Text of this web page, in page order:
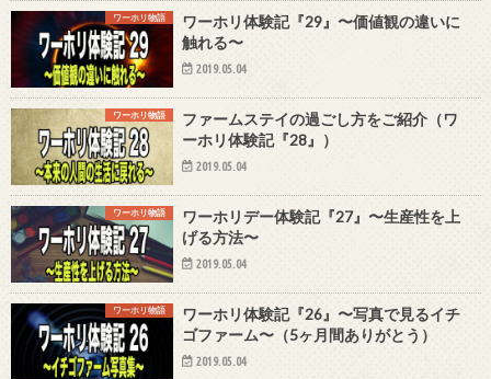
ワーホリ物語
ワーホリ体験記『29』〜価値観の違いに
触れる〜
2019.05.04
ワーホリ物語
ファームステイの過ごし方をご紹介（ワ
ーホリ体験記『28』）
2019.05.04
ワーホリ物語
ワーホリデー体験記『27』〜生産性を上
げる方法〜
2019.05.04
ワーホリ物語
ワーホリ体験記『26』〜写真で見るイチ
ゴファーム〜（5ヶ月間ありがとう）
2019.05.04